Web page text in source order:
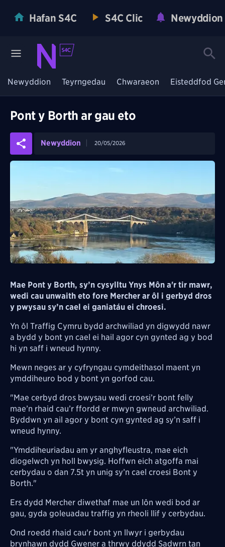
Hafan S4C S4C Clic Newyddion
Newyddion Teyrngedau Chwaraeon Eisteddfod
Pont y Borth ar gau eto
Newyddion 20/05/2026
Mae Pont y Borth, sy’n cysylltu Ynys Môn a'r tir mawr,
wedi cau unwaith eto fore Mercher ar ôl i gerbyd dros
y pwysau sy’n cael ei ganiatáu ei chroesi.
Yn ôl Traffig Cymru bydd archwiliad yn digwydd nawr
a bydd y bont yn cael ei hail agor cyn gynted ag y bod
hi yn saff i wneud hynny.
Mewn neges ar y cyfryngau cymdeithasol maent yn
ymddiheuro bod y bont yn gorfod cau.
"Mae cerbyd dros bwysau wedi croesi’r bont felly
mae’n rhaid cau’r ffordd er mwyn gwneud archwiliad.
Byddwn yn ail agor y bont cyn gynted ag sy’n saff i
wneud hynny.
"Ymddiheuriadau am yr anghyfleustra, mae eich
diogelwch yn holl bwysig. Hoffwn eich atgoffa mai
cerbydau o dan 7.5t yn unig sy’n cael croesi Bont y
Borth."
Ers dydd Mercher diwethaf mae un lôn wedi bod ar
gau, gyda goleuadau traffig yn rheoli llif y cerbydau.
Ond roedd rhaid cau'r bont yn llwyr i gerbydau
brynhawn dydd Gwener a thrwy ddydd Sadwrn tan